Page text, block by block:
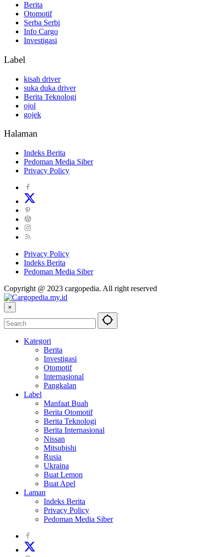
Berita
Otomotif
Serba Serbi
Info Cargo
Investigasi
Label
kisah driver
suka duka driver
Berita Teknologi
ojol
gojek
Halaman
Indeks Berita
Pedoman Media Siber
Privacy Policy
Privacy Policy
Indeks Berita
Pedoman Media Siber
Copyright @ 2023 cargopedia. All right reserved
×
Kategori
Berita
Investigasi
Otomotif
Internasional
Pangkalan
Label
Manfaat Buah
Berita Otomotif
Berita Teknologi
Berita Internasional
Nissan
Mitsubishi
Rusia
Ukraina
Buat Lemon
Buat Apel
Laman
Indeks Berita
Privacy Policy
Pedoman Media Siber